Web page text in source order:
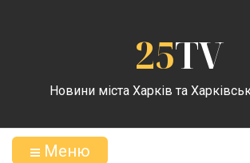
25TV
Новини міста Харків та
Меню